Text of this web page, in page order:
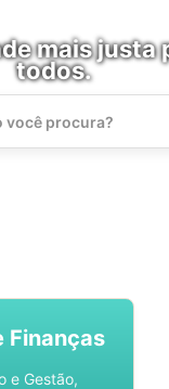
mais justa
todos.
Finanças
e Gestão,